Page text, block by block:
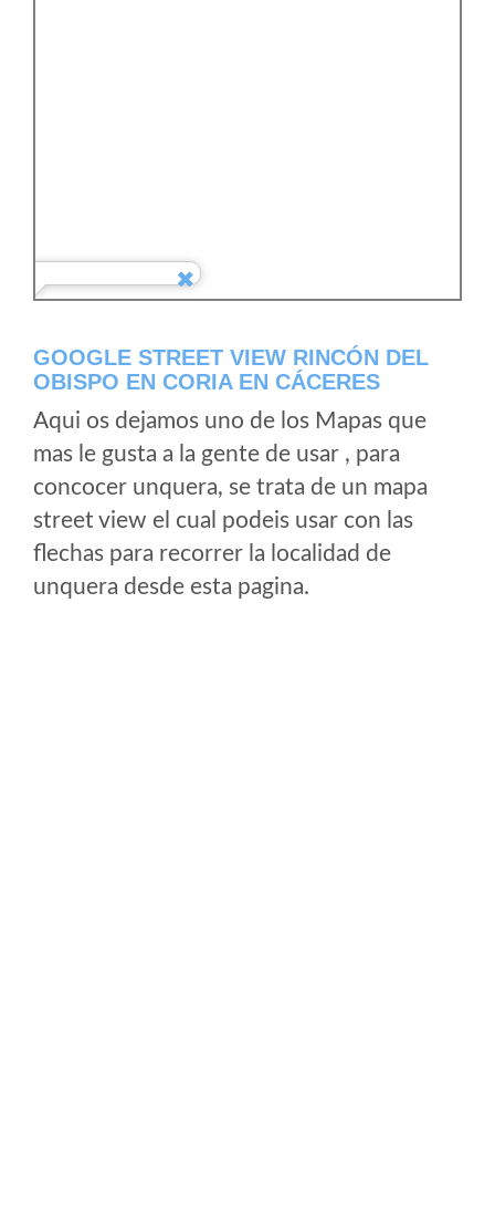
GOOGLE STREET VIEW RINCÓN DEL
OBISPO EN CORIA EN CÁCERES
Aqui os dejamos uno de los Mapas que
mas le gusta a la gente de usar , para
concocer unquera, se trata de un mapa
street view el cual podeis usar con las
flechas para recorrer la localidad de
unquera desde esta pagina.